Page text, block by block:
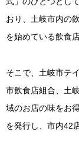
おり、土岐市内の
を始めている飲食
そこで、土岐市テ
市飲食店組合、土
域のお店の味をお
を発行し、市内42